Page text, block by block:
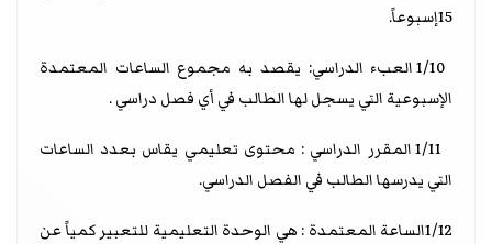
15إسبوعاً.
1/10 العبء الدراسي: يقصد به مجموع الساعات المعتمدة
الإسبوعية التي يسجل لها الطالب في أي فصل دراسي .
1/11 المقرر الدراسي : محتوى تعليمي يقاس بعدد الساعات
التي يدرسها الطالب في الفصل الدراسي.
1/12الساعة المعتمدة : هي الوحدة التعليمية للتعبير كمياً عن